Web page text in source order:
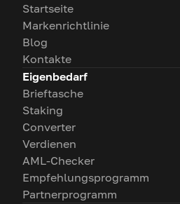
Startseite
Markenrichtlinie
Blog
Kontakte
Eigenbedarf
Brieftasche
Staking
Converter
Verdienen
AML-Checker
Empfehlungsprogramm
Partnerprogramm